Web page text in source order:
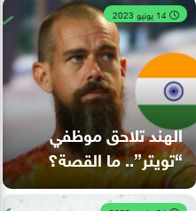
الهند تلاحق موظفي
“تويتر”.. ما القصة؟